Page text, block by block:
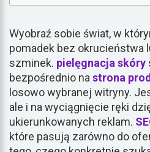
Wyobraź sobie świat, w
pomadek bez okrucieństwa
szminek. pielęgnacja skóry
bezpośrednio na strona
losowo wybranej witryny.
ale i na wyciągnięcie ręki
ukierunkowanych reklam.
które pasują zarówno do